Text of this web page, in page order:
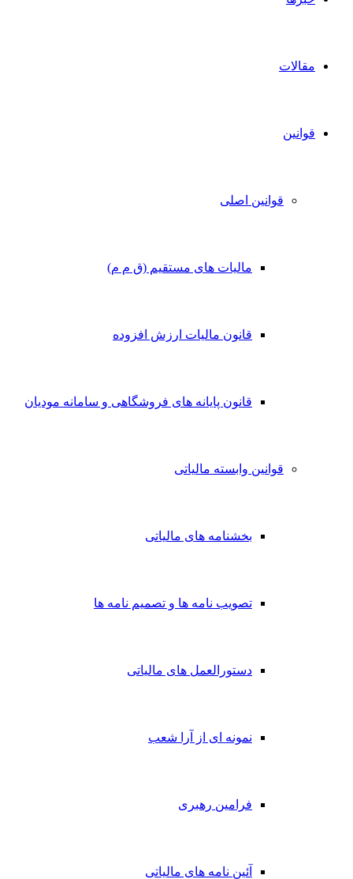
مقالات
قوانین
قوانین اصلی
مالیات های مستقیم (ق م م)
قانون مالیات ارزش افزوده
قانون پایانه های فروشگاهی و سامانه مودیان
قوانین وابسته مالیاتی
بخشنامه های مالیاتی
تصویب نامه ها و تصمیم نامه ها
دستورالعمل های مالیاتی
نمونه ای از آرا شعب
فرامین رهبری
آئین نامه های مالیاتی